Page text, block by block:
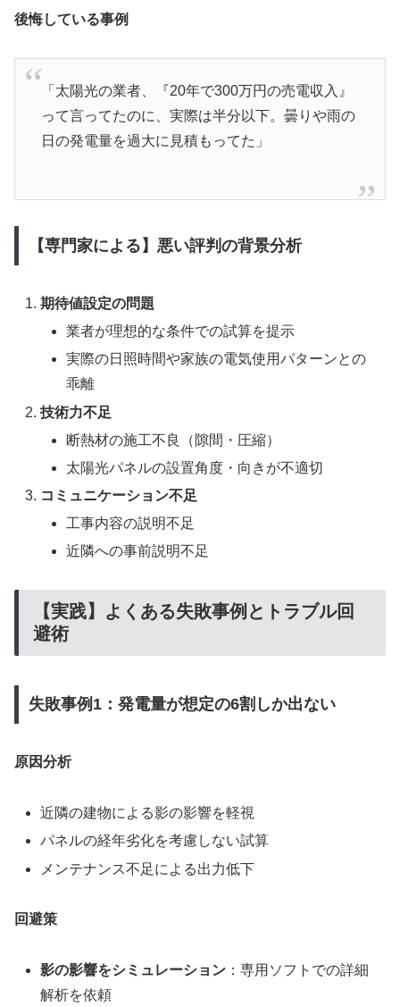
後悔している事例
「太陽光の業者、『20年で300万円の売電収入』
って言ってたのに、実際は半分以下。曇りや雨の
日の発電量を過大に見積もってた」
【専門家による】悪い評判の背景分析
期待値設定の問題
業者が理想的な条件での試算を提示
実際の日照時間や家族の電気使用パターンとの
乖離
技術力不足
断熱材の施工不良（隙間・圧縮）
太陽光パネルの設置角度・向きが不適切
コミュニケーション不足
工事内容の説明不足
近隣への事前説明不足
【実践】よくある失敗事例とトラブル回
避術
失敗事例1：発電量が想定の6割しか出ない
原因分析
近隣の建物による影の影響を軽視
パネルの経年劣化を考慮しない試算
メンテナンス不足による出力低下
回避策
影の影響をシミュレーション ：専用ソフトでの詳細
解析を依頼